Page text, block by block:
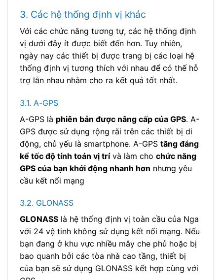
3. Các hệ thống định vị khác
Với các chức năng tương tự, các hệ thống định
vị dưới đây ít được biết đến hơn. Tuy nhiên,
ngày nay các thiết bị được trang bị các loại hệ
thống định vị tương thích với nhau để có thế hỗ
trợ lẫn nhau nhằm cho ra kết quả tốt nhất.
3.1. A-GPS
A-GPS là phiên bản được nâng cấp của GPS. A-
GPS được sử dụng rộng rãi trên các thiết bị di
động, chủ yếu là smartphone. A-GPS tăng đáng
kể tốc độ tính toán vị trívà làm cho chức năng
GPS của bạn khởi động nhanh hơn nhưng yêu
cầu kết nối mạng
3.2. GLONASS
GLONASS là hệ thống định vị toàn cầu của Nga
với 24 vệ tinh không sử dụng kết nối mạng. Nếu
bạn đang ở khu vực nhiều mây che phủ hoặc bị
bao quanh bởi các tòa nhà cao tầng, thiết bị
của bạn sẽ sử dụng GLONASS kết hợp cùng với